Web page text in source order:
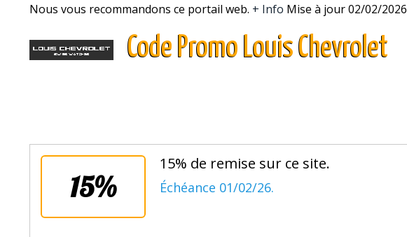
Nous vous recommandons ce portail web. + Info Mise à jour 02/02/2026
Code Promo Louis Chevrolet
15%
15% de remise sur ce site.
Échéance 01/02/26.